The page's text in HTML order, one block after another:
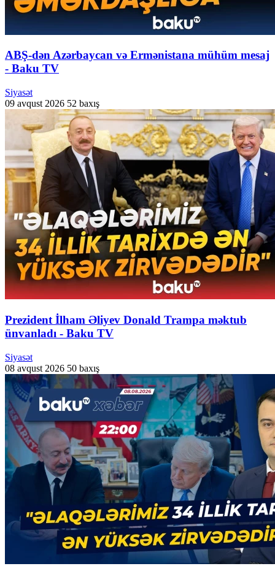
ABŞ-dən Azərbaycan və Ermənistana mühüm mesaj
- Baku TV
Siyasət
09 avqust 2026 52 baxış
Prezident İlham Əliyev Donald Trampa məktub
ünvanladı - Baku TV
Siyasət
08 avqust 2026 50 baxış